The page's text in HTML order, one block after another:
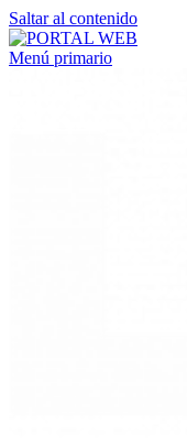
Saltar al contenido
Menú primario